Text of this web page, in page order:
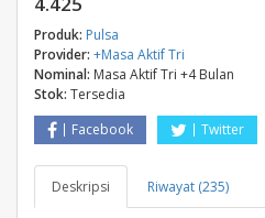
Produk: Pulsa
Provider: +Masa Aktif Tri
Nominal: Masa Aktif Tri +4 Bulan
Stok: Tersedia
Facebook
Twitter
Deskripsi Riwayat (235)